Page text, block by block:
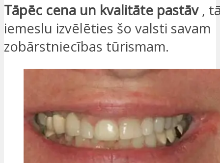
Tāpēc cena un kvalitāte pastāv,
iemeslu izvēlēties šo valsti savam
zobārstniecības tūrismam.